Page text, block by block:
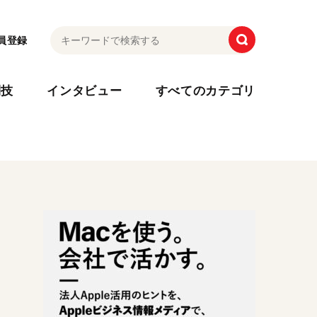
登録
インタビュー すべてのカテゴリ